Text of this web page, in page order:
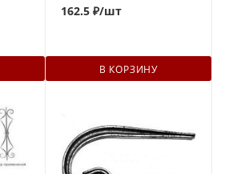
162.5 ₽/шт
В КОРЗИНУ